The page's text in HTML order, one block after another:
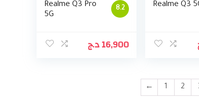
8.2
Realme Q3 Pro
5G
16,900د.ج
Realme Q3
← 1 2